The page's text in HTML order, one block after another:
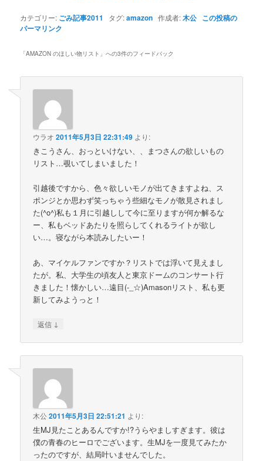
カテゴリー: ごみ記事2011 タグ:amazon 作成者:木公 この投稿の
パーマリンク
「AMAZON のほしい物リスト 」への3件のフィードバック
ウラオ 2011年5月3日 22:31:49 より:
きこうさん、おっといけない、、まつさんの欲しいもの
リスト…覗いてしまいました！
引越後ですから、色々欲しいモノが出てきますよね、ス
ポンジとか思わず笑っちゃう些細なモノが散見されまし
た(^o^)私も１月に引越しして今に至りますが何か解るな
ー、私もベッドあたりを照らしてくれるライトが欲し
い…。寝ながら本読みしたいー！
あ、マイケルファンですか？リストでは浮いて見えまし
たが。私、大学生の頃友人と東京ドームのコンサート行
きました！懐かしい…遠目(-_☆)Amasonリスト、私も更
新してみようっと！
返信 ↓
木公2011年5月3日 22:51:21 より:
生MJ見たことあるんですか!?うらやましすぎます。彼は
僕の青春のヒーロでございます。生MJを一度見てみたか
ったのですが、結局叶いませんでした。